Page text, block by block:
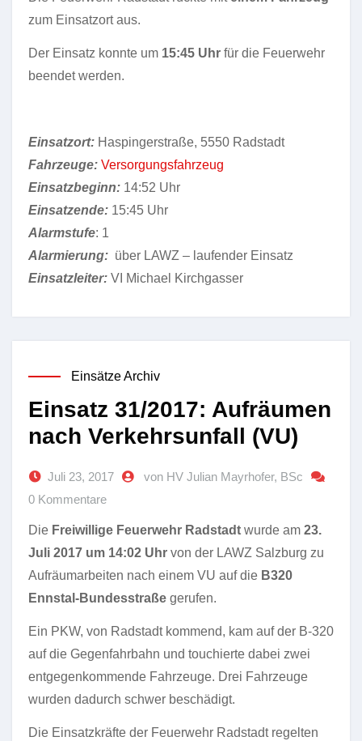
zum Einsatzort aus.
Der Einsatz konnte um 15:45 Uhr für die Feuerwehr
beendet werden.
Einsatzort: Haspingerstraße, 5550 Radstadt
Fahrzeuge: Versorgungsfahrzeug
Einsatzbeginn: 14:52 Uhr
Einsatzende: 15:45 Uhr
Alarmstufe: 1
Alarmierung: über LAWZ – laufender Einsatz
Einsatzleiter: VI Michael Kirchgasser
Einsätze Archiv
Einsatz 31/2017: Aufräumen
nach Verkehrsunfall (VU)
Juli 23, 2017
von HV Julian Mayrhofer, BSc
0 Kommentare
Die Freiwillige Feuerwehr Radstadt wurde am 23.
Juli 2017 um 14:02 Uhr von der LAWZ Salzburg zu
Aufräumarbeiten nach einem VU auf die B320
Ennstal-Bundesstraße gerufen.
Ein PKW, von Radstadt kommend, kam auf der B-320
auf die Gegenfahrbahn und touchierte dabei zwei
entgegenkommende Fahrzeuge. Drei Fahrzeuge
wurden dadurch schwer beschädigt.
Die Einsatzkräfte der Feuerwehr Radstadt regelten